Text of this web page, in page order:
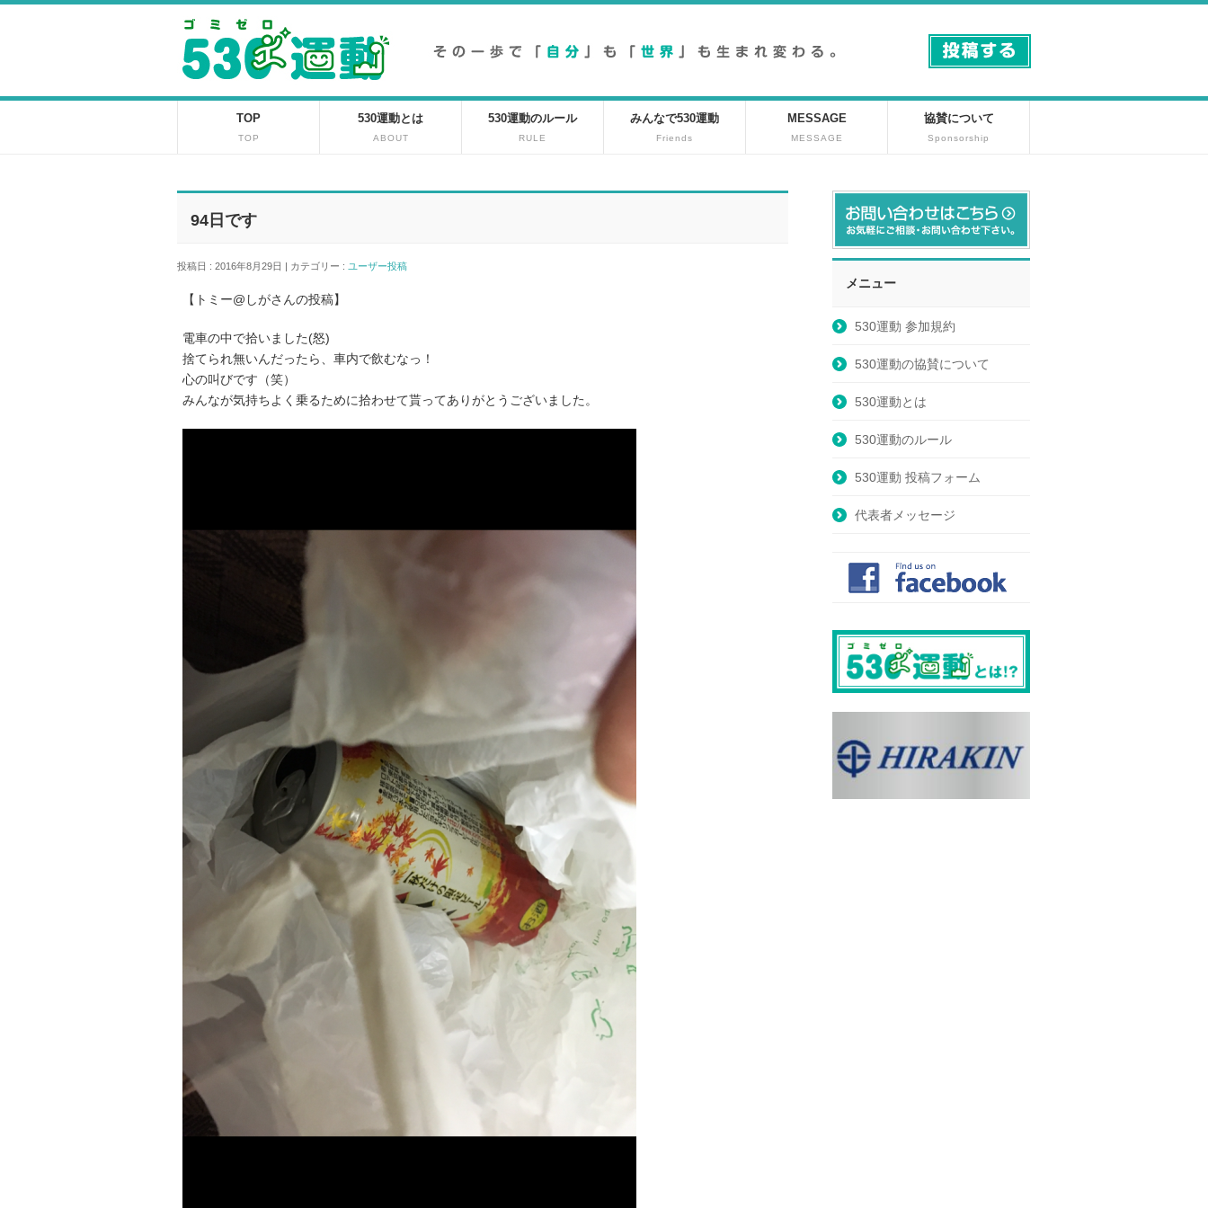
TOP
TOP
530運動とは
ABOUT
530運動のルール
RULE
みんなで530運動
Friends
MESSAGE
MESSAGE
協賛について
Sponsorship
94日です
投稿日 : 2016年8月29日 | カテゴリー : ユーザー投稿
【トミー@しがさんの投稿】
電車の中で拾いました(怒)
捨てられ無いんだったら、車内で飲むなっ！
心の叫びです（笑）
みんなが気持ちよく乗るために拾わせて貰ってありがとうございました。
メニュー
530運動 参加規約
530運動の協賛について
530運動とは
530運動のルール
530運動 投稿フォーム
代表者メッセージ